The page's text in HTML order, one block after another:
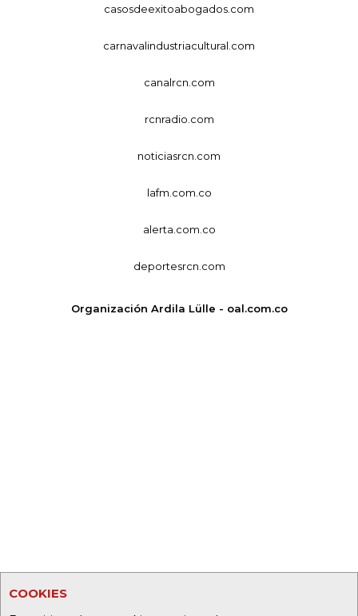
COOKIES
casosdeexitoabogados.com
carnavalindustriacultural.com
canalrcn.com
rcnradio.com
noticiasrcn.com
lafm.com.co
alerta.com.co
deportesrcn.com
Organización Ardila Lülle - oal.com.co